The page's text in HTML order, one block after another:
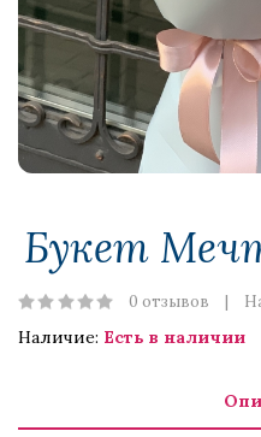
Букет
0 отзывов
Наличие: Есть в наличии